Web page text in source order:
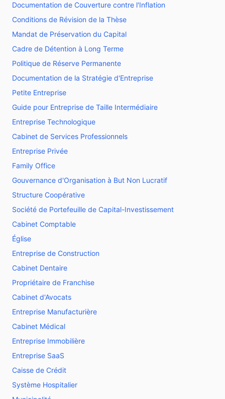
Documentation de Couverture contre l'Inflation
Conditions de Révision de la Thèse
Mandat de Préservation du Capital
Cadre de Détention à Long Terme
Politique de Réserve Permanente
Documentation de la Stratégie d'Entreprise
Petite Entreprise
Guide pour Entreprise de Taille Intermédiaire
Entreprise Technologique
Cabinet de Services Professionnels
Entreprise Privée
Family Office
Gouvernance d'Organisation à But Non Lucratif
Structure Coopérative
Société de Portefeuille de Capital-Investissement
Cabinet Comptable
Église
Entreprise de Construction
Cabinet Dentaire
Propriétaire de Franchise
Cabinet d'Avocats
Entreprise Manufacturière
Cabinet Médical
Entreprise Immobilière
Entreprise SaaS
Caisse de Crédit
Système Hospitalier